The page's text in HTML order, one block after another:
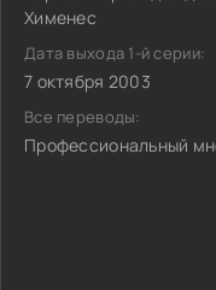
Хименес
Дата выхода 1-й серии:
7 октября 2003
Все переводы:
Профессиональный